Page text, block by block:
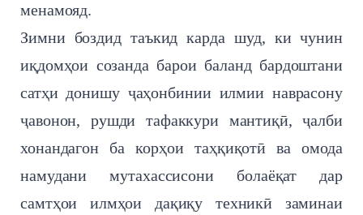
менамояд.
Зимни боздид таъкид карда шуд, ки чунин
иқдомҳои созанда барои баланд бардоштани
сатҳи донишу ҷаҳонбинии илмии наврасону
ҷавонон, рушди тафаккури мантиқӣ, ҷалби
хонандагон ба корҳои таҳқиқотӣ ва омода
намудани мутахассисони болаёқат дар
самтҳои илмҳои дақиқу техникӣ заминаи